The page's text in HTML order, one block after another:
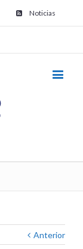
Noticias
Anterior